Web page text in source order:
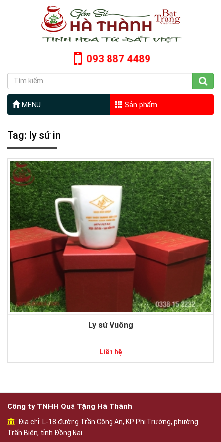
093 887 4489
MENU Sản phẩm
Tag: ly sứ in
Ly sứ Vuông
Liên hệ
Công ty TNHH Quà Tặng Hà Thành
Địa chỉ: L-18 đường Trần Công An, KP Phi Trường, phường
Trấn Biên, tỉnh Đồng Nai